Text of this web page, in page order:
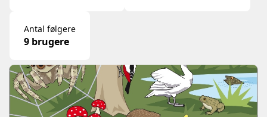
Antal følgere
9 brugere